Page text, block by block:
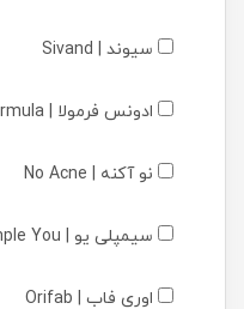
سیوند | Sivand
ادونس فرمولا | Advanced Formula
نو آکنه | No Acne
سیمپلی یو | Simple You
اوری فاب | Orifab